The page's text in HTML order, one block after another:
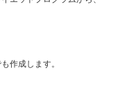
作成します。